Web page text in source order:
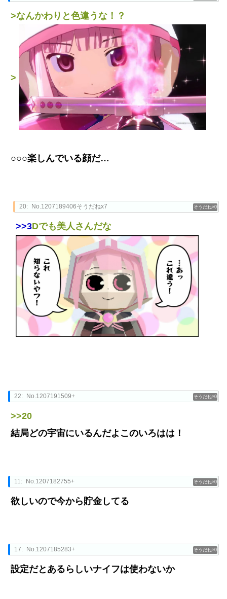
>なんかわりと色違うな！？
>
○○○楽しんでいる顔だ…
0
20: No.1207189406そうだねx7
>>3Dでも美人さんだな
0
22: No.1207191509+
>>20
結局どの宇宙にいるんだよこのいろはは！
0
11: No.1207182755+
欲しいので今から貯金してる
0
17: No.1207185283+
設定だとあるらしいナイフは使わないか